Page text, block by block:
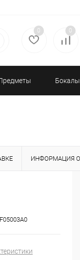
0 0
Бокалы
ИНФОРМАЦИЯ О